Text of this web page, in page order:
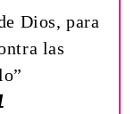
Dios, para
las